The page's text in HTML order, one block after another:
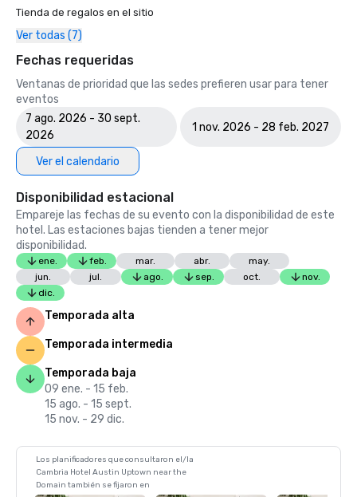
Tienda de regalos en el sitio
Ver todas (7)
Fechas requeridas
Ventanas de prioridad que las sedes prefieren usar para tener
eventos
7 ago. 2026 - 30 sept.
2026
1 nov. 2026 - 28 feb. 2027
Ver el calendario
Disponibilidad estacional
Empareje las fechas de su evento con la disponibilidad de este
hotel. Las estaciones bajas tienden a tener mejor
disponibilidad.
ene. feb. mar. abr.
may.
jun.
jul. ago. sep. oct.
nov.
dic.
Temporada alta
Temporada intermedia
Temporada baja
09 ene. - 15 feb.
15 ago. - 15 sept.
15 nov. - 29 dic.
Los planificadores que consultaron el/la
Cambria Hotel Austin Uptown near the
Domain también se fijaron en